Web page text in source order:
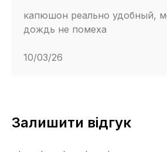
капюшон реально удобный,
дождь не помеха
10/03/26
Залишити відгук